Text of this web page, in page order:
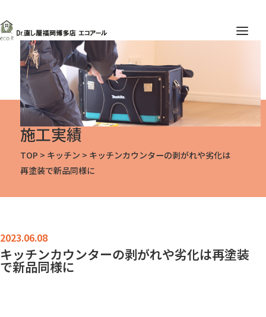
施工実績
TOP > キッチン > キッチンカウンターの剥がれや劣化は
再塗装で新品同様に
キッチンカウンターの剥がれや劣化は再塗装
で新品同様に